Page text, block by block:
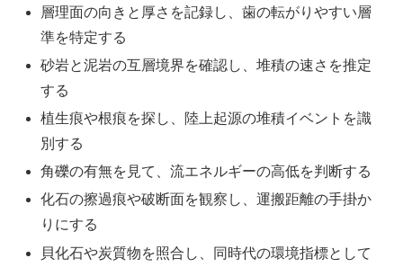
層理面の向きと厚さを記録し、歯の転がりやすい層
準を特定する
砂岩と泥岩の互層境界を確認し、堆積の速さを推定
する
植生痕や根痕を探し、陸上起源の堆積イベントを識
別する
角礫の有無を見て、流エネルギーの高低を判断する
化石の擦過痕や破断面を観察し、運搬距離の手掛か
りにする
貝化石や炭質物を照合し、同時代の環境指標として